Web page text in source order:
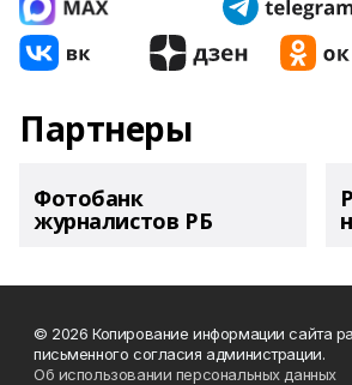
Партнеры
Фотобанк
журналистов РБ
© 2026 Копирование информации сайта
письменного согласия администрации.
Об использовании персональных данных